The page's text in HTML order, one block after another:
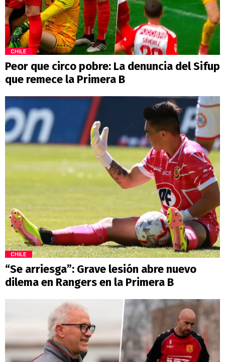
CHILE
Peor que circo pobre: La denuncia del Sifup
que remece la Primera B
CHILE
“Se arriesga”: Grave lesión abre nuevo
dilema en Rangers en la Primera B